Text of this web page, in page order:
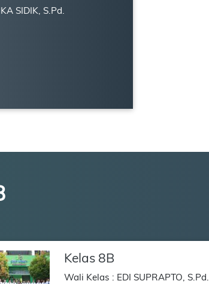
SIDIK, S.Pd.
Kelas 8B
Wali Kelas : EDI SUPRAPTO, S.Pd.